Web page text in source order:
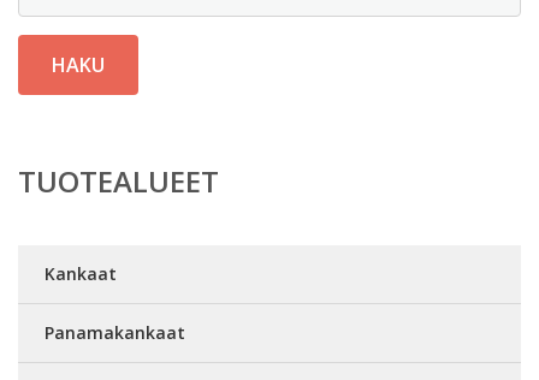
HAKU
TUOTEALUEET
Kankaat
Panamakankaat